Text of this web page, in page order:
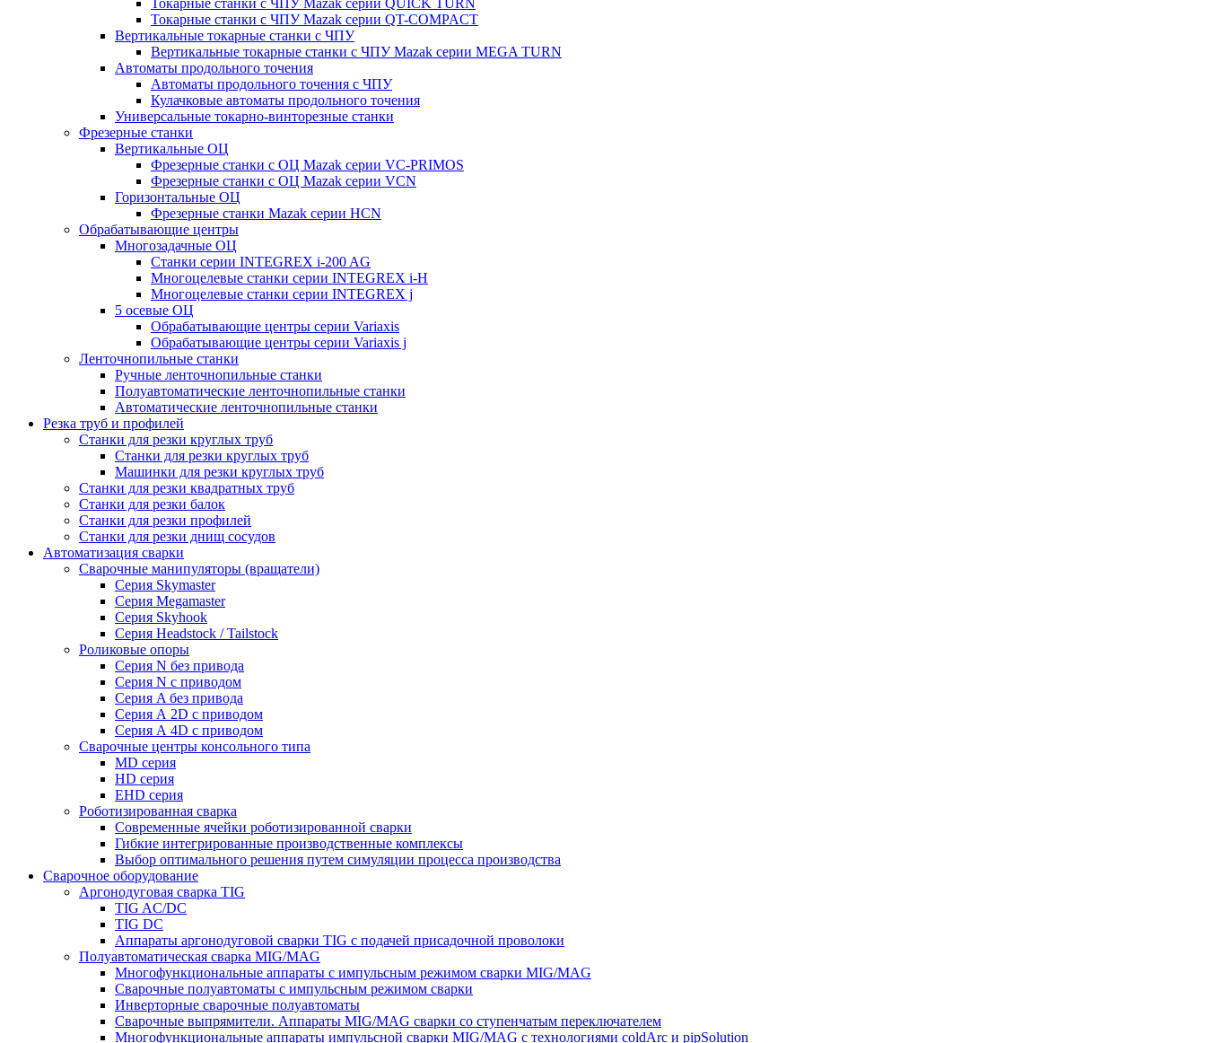
Токарные станки с ЧПУ Mazak серии QT-COMPACT
Вертикальные токарные станки с ЧПУ
Вертикальные токарные станки с ЧПУ Mazak серии MEGA TURN
Автоматы продольного точения
Автоматы продольного точения с ЧПУ
Кулачковые автоматы продольного точения
Универсальные токарно-винторезные станки
Фрезерные станки
Вертикальные ОЦ
Фрезерные станки с ОЦ Mazak серии VC-PRIMOS
Фрезерные станки с ОЦ Mazak серии VCN
Горизонтальные ОЦ
Фрезерные станки Mazak серии HCN
Обрабатывающие центры
Многозадачные ОЦ
Cтанки серии INTEGREX i-200 AG
Многоцелевые станки серии INTEGREX i-H
Многоцелевые станки серии INTEGREX j
5 осевые ОЦ
Обрабатывающие центры серии Variaxis
Обрабатывающие центры серии Variaxis j
Ленточнопильные станки
Ручные ленточнопильные станки
Полуавтоматические ленточнопильные станки
Автоматические ленточнопильные станки
Резка труб и профилей
Станки для резки круглых труб
Станки для резки круглых труб
Машинки для резки круглых труб
Станки для резки квадратных труб
Станки для резки балок
Станки для резки профилей
Станки для резки днищ сосудов
Автоматизация сварки
Сварочные манипуляторы (вращатели)
Серия Skymaster
Серия Megamaster
Серия Skyhook
Серия Headstock / Tailstock
Роликовые опоры
Серия N без привода
Серия N с приводом
Серия A без привода
Серия А 2D с приводом
Серия А 4D с приводом
Сварочные центры консольного типа
MD серия
HD серия
EHD серия
Роботизированная сварка
Современные ячейки роботизированной сварки
Гибкие интегрированные производственные комплексы
Выбор оптимального решения путем симуляции процесса производства
Сварочное оборудование
Аргонодуговая сварка TIG
TIG AC/DC
TIG DC
Аппараты аргонодуговой сварки TIG с подачей присадочной проволоки
Полуавтоматическая сварка MIG/MAG
Многофункциональные аппараты с импульсным режимом сварки MIG/MAG
Сварочные полуавтоматы с импульсным режимом сварки
Инверторные сварочные полуавтоматы
Сварочные выпрямители. Аппараты MIG/MAG сварки со ступенчатым переключателем
Многофункциональные аппараты импульсной сварки MIG/MAG с технологиями coldArc и pipSolution